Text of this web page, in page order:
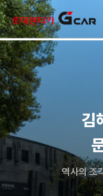
skip navigation
김
역사의 조